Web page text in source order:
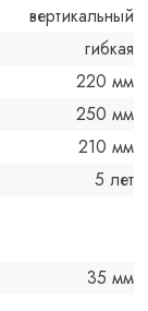
вертикальный
гибкая
220 мм
250 мм
210 мм
5 лет
35 мм